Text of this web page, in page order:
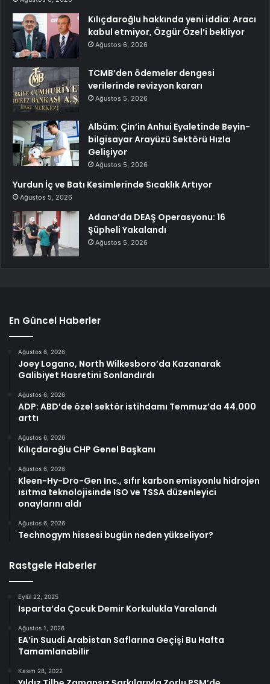
Kılıçdaroğlu hakkında yeni iddia: Aracı
kabul etmiyor, Özgür Özel’i bekliyor
Ağustos 6, 2026
TCMB’den ödemeler dengesi
verilerinde revizyon kararı
Ağustos 5, 2026
Albüm: Çin’in Anhui Eyaletinde Beyin-
bilgisayar Arayüzü Sektörü Hızla
Gelişiyor
Ağustos 5, 2026
Yurdun İç ve Batı Kesimlerinde Sıcaklık Artıyor
Ağustos 5, 2026
Adana’da DEAŞ Operasyonu: 16
Şüpheli Yakalandı
Ağustos 5, 2026
En Güncel Haberler
Ağustos 6, 2026
Joey Logano, North Wilkesboro’da Kazanarak
Galibiyet Hasretini Sonlandırdı
Ağustos 6, 2026
ADP: ABD’de özel sektör istihdamı Temmuz’da 44.000
arttı
Ağustos 6, 2026
Kılıçdaroğlu CHP Genel Başkanı
Ağustos 6, 2026
Kleen-Hy-Dro-Gen Inc., sıfır karbon emisyonlu hidrojen
ısıtma teknolojisinde ISO ve TSSA düzenleyici
onaylarını aldı
Ağustos 6, 2026
Technogym hissesi bugün neden yükseliyor?
Rastgele Haberler
Eylül 22, 2025
Isparta’da Çocuk Demir Korkulukla Yaralandı
Ağustos 1, 2026
EA’in Suudi Arabistan Saflarına Geçişi Bu Hafta
Tamamlanabilir
Kasım 28, 2022